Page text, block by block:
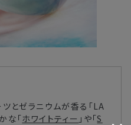
とゼラニウムが香る「LA
な「ホワイトティー 」や「S